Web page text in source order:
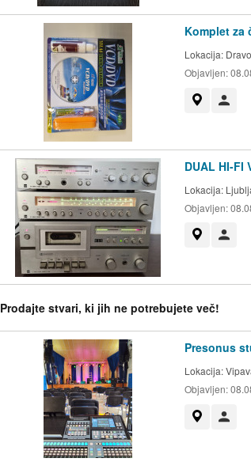
Komplet za
Lokacija:
Objavljen:
DUAL HI-FI
Lokacija:
Objavljen:
Prodajte stvari, ki jih ne potrebujete več!
Presonus
Lokacija:
Objavljen: